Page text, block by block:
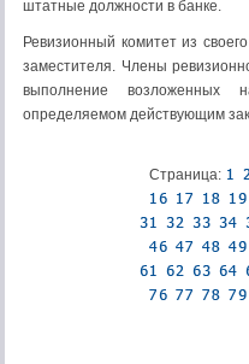
штатные должности в банке.
Ревизионный комитет из
заместителя. Члены
выполнение возложенных
определяемом действующим
Страница: